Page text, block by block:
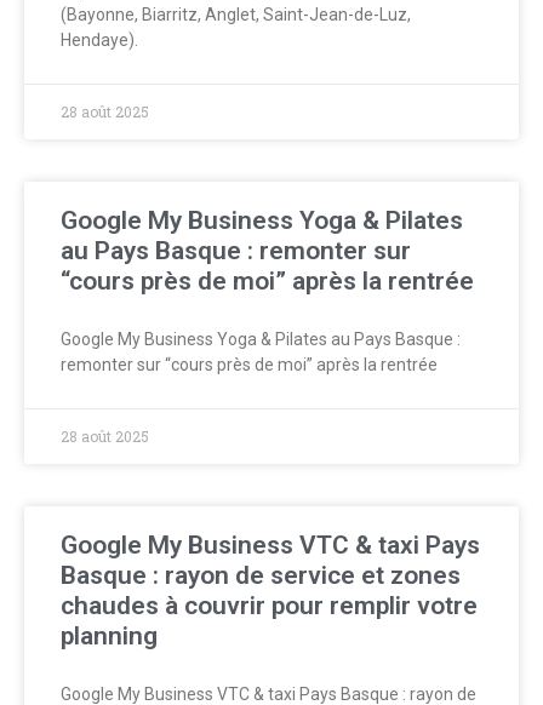
(Bayonne, Biarritz, Anglet, Saint-Jean-de-Luz,
Hendaye).
28 août 2025
Google My Business Yoga & Pilates
au Pays Basque : remonter sur
“cours près de moi” après la rentrée
Google My Business Yoga & Pilates au Pays Basque :
remonter sur “cours près de moi” après la rentrée
28 août 2025
Google My Business VTC & taxi Pays
Basque : rayon de service et zones
chaudes à couvrir pour remplir votre
planning
Google My Business VTC & taxi Pays Basque : rayon de